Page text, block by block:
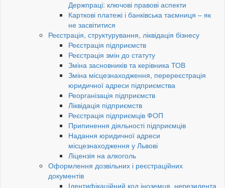
Держпраці: ключові правові аспекти
Карткові платежі і банківська таємниця – як
не засвітитися
Реєстрація, структурування, ліквідація бізнесу
Реєстрація підприємств
Реєстрація змін до статуту
Зміна засновників та керівника ТОВ
Зміна місцезнаходження, перереєстрація
юридичної адреси підприємства
Реорганізація підприємств
Ліквідація підприємств
Реєстрація підприємців ФОП
Припинення діяльності підприємців
Надання юридичної адреси
місцезнаходження у Львові
Ліцензія на алкоголь
Оформлення дозвільних і реєстраційних
документів
Ідентифікаційний код іноземця, нерезидента